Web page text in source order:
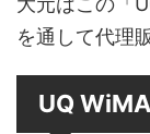
を通して代理
UQ